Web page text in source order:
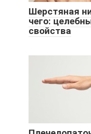
Шерстяная
чего:
свойства